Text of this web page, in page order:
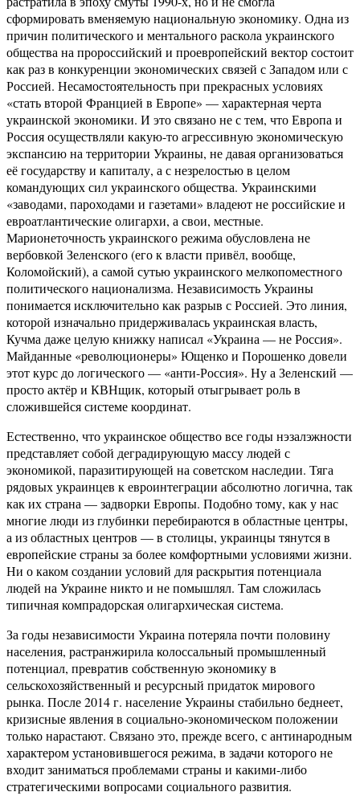
сформировать вменяемую национальную экономику. Одна из
причин политического и ментального раскола украинского
общества на пророссийский и проевропейский вектор состоит
как раз в конкуренции экономических связей с Западом или с
Россией. Несамостоятельность при прекрасных условиях
«стать второй Францией в Европе» — характерная черта
украинской экономики. И это связано не с тем, что Европа и
Россия осуществляли какую-то агрессивную экономическую
экспансию на территории Украины, не давая организоваться
её государству и капиталу, а с незрелостью в целом
командующих сил украинского общества. Украинскими
«заводами, пароходами и газетами» владеют не российские и
евроатлантические олигархи, а свои, местные.
Марионеточность украинского режима обусловлена не
вербовкой Зеленского (его к власти привёл, вообще,
Коломойский), а самой сутью украинского мелкопоместного
политического национализма. Независимость Украины
понимается исключительно как разрыв с Россией. Это линия,
которой изначально придерживалась украинская власть,
Кучма даже целую книжку написал «Украина — не Россия».
Майданные «революционеры» Ющенко и Порошенко довели
этот курс до логического — «анти-Россия». Ну а Зеленский —
просто актёр и КВНщик, который отыгрывает роль в
сложившейся системе координат.
Естественно, что украинское общество все годы нэзалэжности
представляет собой деградирующую массу людей с
экономикой, паразитирующей на советском наследии. Тяга
рядовых украинцев к евроинтеграции абсолютно логична, так
как их страна — задворки Европы. Подобно тому, как у нас
многие люди из глубинки перебираются в областные центры,
а из областных центров — в столицы, украинцы тянутся в
европейские страны за более комфортными условиями жизни.
Ни о каком создании условий для раскрытия потенциала
людей на Украине никто и не помышлял. Там сложилась
типичная компрадорская олигархическая система.
За годы независимости Украина потеряла почти половину
населения, растранжирила колоссальный промышленный
потенциал, превратив собственную экономику в
сельскохозяйственный и ресурсный придаток мирового
рынка. После 2014 г. население Украины стабильно беднеет,
кризисные явления в социально-экономическом положении
только нарастают. Связано это, прежде всего, с антинародным
характером установившегося режима, в задачи которого не
входит заниматься проблемами страны и какими-либо
стратегическими вопросами социального развития.